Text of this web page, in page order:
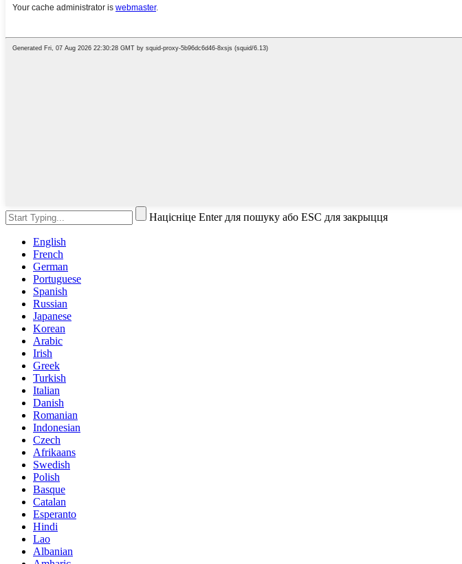
Націсніце Enter для пошуку або ESC для закрыцця
English
French
German
Portuguese
Spanish
Russian
Japanese
Korean
Arabic
Irish
Greek
Turkish
Italian
Danish
Romanian
Indonesian
Czech
Afrikaans
Swedish
Polish
Basque
Catalan
Esperanto
Hindi
Lao
Albanian